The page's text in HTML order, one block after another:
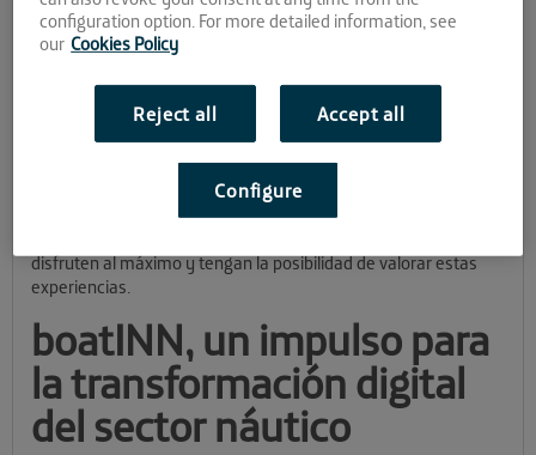
nueva utilidad a esos artículos que ya no tienen uso.
boatINN, startup acelerada en La Farola, da vida a una
sociedad: impulsa la colaboración entre propietarios de
embarcaciones a las que no se sacan provecho con clientes
interesados en disfrutarlas de experiencias náuticas.
Han diseñado una herramienta gracias a la que los clientes, de
manera rápida y económica, pueden comunicarse con los
disfruten al máximo y tengan la posibilidad de valorar estas
experiencias.
boatINN, un impulso para
la transformación digital
del sector náutico
configuration option. For more detailed information, see
our Cookies Policy
Reject all Accept all
Configure